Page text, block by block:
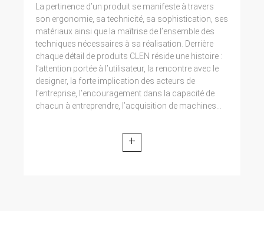
La pertinence d’un produit se manifeste à travers
son ergonomie, sa technicité, sa sophistication, ses
matériaux ainsi que la maîtrise de l’ensemble des
techniques nécessaires à sa réalisation. Derrière
chaque détail de produits CLEN réside une histoire :
l’attention portée à l’utilisateur, la rencontre avec le
designer, la forte implication des acteurs de
l’entreprise, l’encouragement dans la capacité de
chacun à entreprendre, l’acquisition de machines...
+